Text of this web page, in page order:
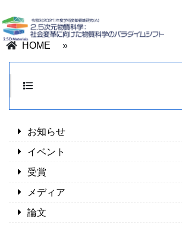
HOME »
お知らせ
イベント
受賞
メディア
論文